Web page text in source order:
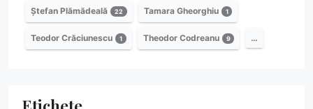
Ștefan Plămădeală 22 Tamara Gheorghiu 1
Teodor Crăciunescu 1 Theodor Codreanu 9 …